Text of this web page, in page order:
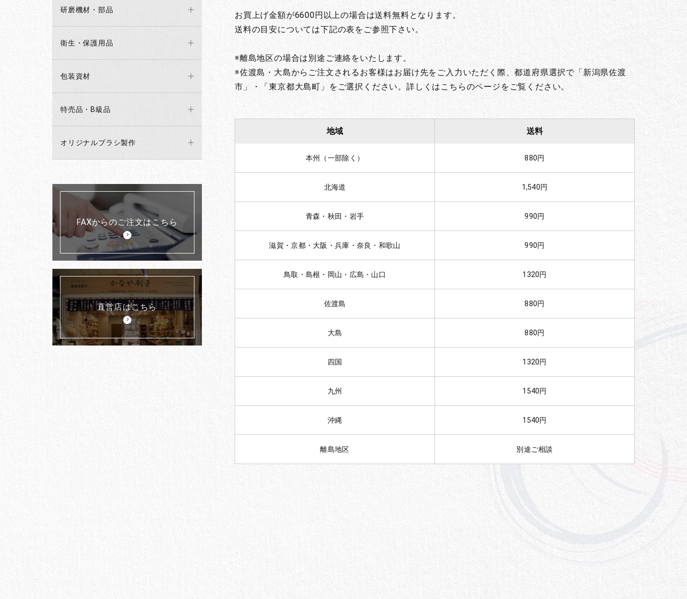
研磨機材・部品
衛生・保護用品
包装資材
特売品・B級品
オリジナルブラシ製作
FAXからのご注文はこちら
直営店はこちら
お買上げ金額が6600円以上の場合は送料無料となります。
送料の目安については下記の表をご参照下さい。
※離島地区の場合は別途ご連絡をいたします。
※佐渡島・大島からご注文されるお客様はお届け先をご入力いただく際、都道府県選択で「新潟県佐渡
市」・「東京都大島町」をご選択ください。詳しくはこちらのページをご覧ください。
地域 送料
本州（一部除く） 880円
北海道 1,540円
青森・秋田・岩手 990円
滋賀・京都・大阪・兵庫・奈良・和歌山 990円
鳥取・島根・岡山・広島・山口 1320円
佐渡島 880円
大島 880円
四国 1320円
九州 1540円
沖縄 1540円
離島地区 別途ご相談